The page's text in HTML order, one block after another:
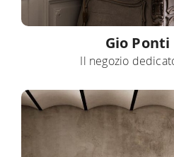
Gio Ponti
Il negozio